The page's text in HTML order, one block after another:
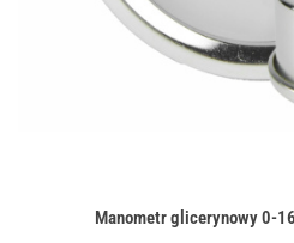
Manometr glicerynowy 0-